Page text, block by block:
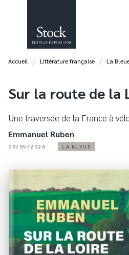
PIED DE PAGE
Accueil / Littérature française / La
Sur la route de la
Une traversée de la France à
Emmanuel Ruben
06/05/2026 LA BLEUE